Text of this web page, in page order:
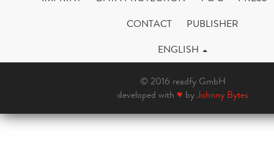
CONTACT
PUBLISHER
ENGLISH
© 2016 readfy GmbH
developed with ♥ byJohnny Bytes